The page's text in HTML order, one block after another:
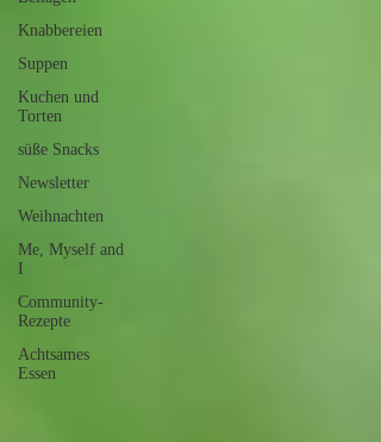
Knabbereien
Suppen
Kuchen und
Torten
süße Snacks
Newsletter
Weihnachten
Me, Myself and
I
Community-
Rezepte
Achtsames
Essen